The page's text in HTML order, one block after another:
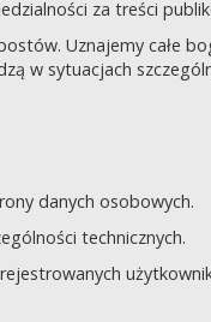
za treści
Uznajemy całe
w sytuacjach
danych osobowych.
technicznych.